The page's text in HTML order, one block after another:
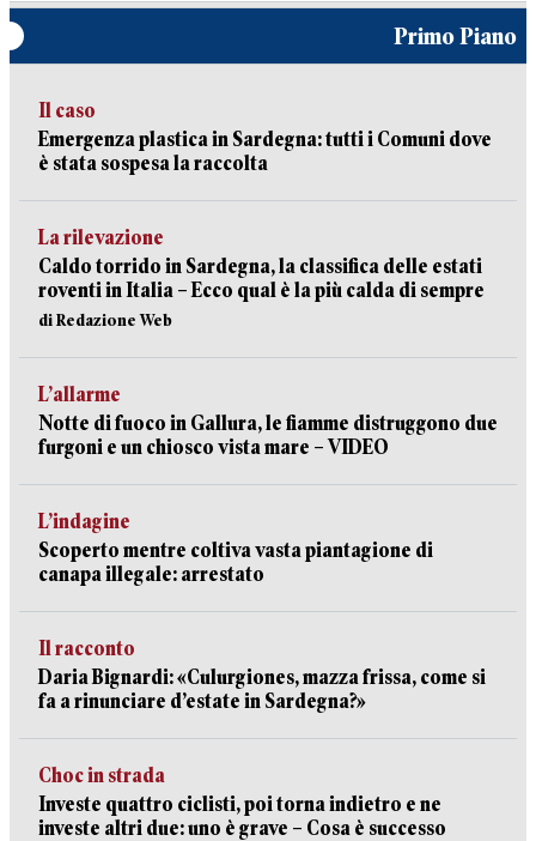
Primo Piano
Il caso
Emergenza plastica in Sardegna: tutti i Comuni dove
è stata sospesa la raccolta
La rilevazione
Caldo torrido in Sardegna, la classifica delle estati
roventi in Italia – Ecco qual è la più calda di sempre
di Redazione Web
L’allarme
Notte di fuoco in Gallura, le fiamme distruggono due
furgoni e un chiosco vista mare – VIDEO
L’indagine
Scoperto mentre coltiva vasta piantagione di
canapa illegale: arrestato
Il racconto
Daria Bignardi: «Culurgiones, mazza frissa, come si
fa a rinunciare d’estate in Sardegna?»
Choc in strada
Investe quattro ciclisti, poi torna indietro e ne
investe altri due: uno è grave – Cosa è successo